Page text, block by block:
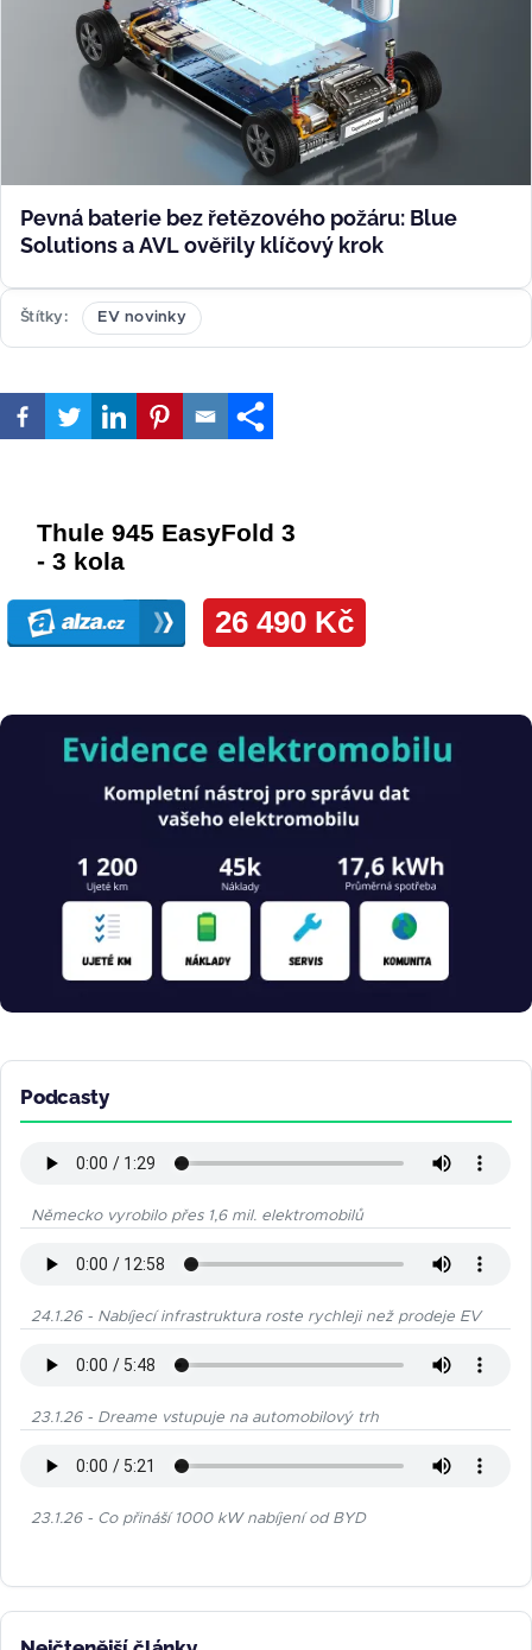
Pevná baterie bez řetězového požáru: Blue
Solutions a AVL ověřily klíčový krok
Štítky EV novinky
Obrázek
Podcasty
Německo vyrobilo přes 1,6 mil. elektromobilů
24.1.26 - Nabíjecí infrastruktura roste rychleji než prodeje EV
23.1.26 - Dreame vstupuje na automobilový trh
23.1.26 - Co přináší 1000 kW nabíjení od BYD